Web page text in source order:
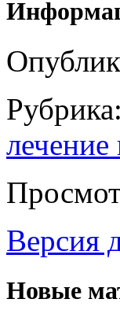
Рубрика:
Версия
Новые